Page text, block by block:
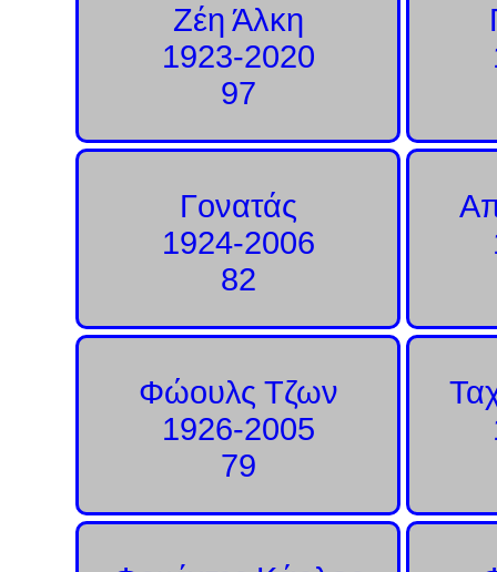
Ζέη Άλκη
1923-2020
97
Γονατάς
1924-2006
82
Φώουλς Τζων
1926-2005
79